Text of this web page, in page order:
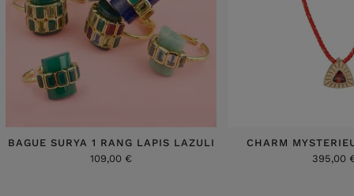
BAGUE SURYA 1 RANG LAPIS LAZULI
109,00 €
CHARM
395,00